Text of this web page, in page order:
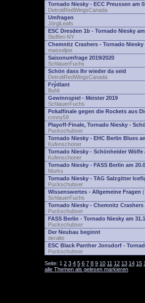
Tornado Niesky - ECC Preussen am
DetroitRedWingsCanada
Umfragen
JörgiLeafs
ESC Dresden 1b - Tornado Niesky am
Steffen-NY
Chemnitz Crashers - Tornado Niesky
masseljoe
Saisonumfrage 2019/2020
SchlauerFuchs
Schön dass Ihr wieder da seid
DetroitRedWingsCanada
Frýdlant
Buhli
Gewinnspiel - Meister 2019
SchlauerFuchs
Pokalfinale gegen die Rockets aus
conny59
Playoff-Finale, Tornado Niesky -
Puckschubser
Tornado Niesky - EHC Berlin Blues
Kufenschoner
Tornado Niesky - Schönheider Wölfe
Kufenschoner
Tornado Niesky - FASS Berlin am
Murks
Tornado Niesky - TAG Salzgitter
Puckschubser
Wissenswertes - Allgemeine Fragen (
SchlauerFuchs
Tornado Niesky - Chemnitz Crashers
Puckschubser
FASS Berlin - Tornado Niesky am
Puckschubser
Der Neubau beginnt
deralte
ESC Black Panther Jonsdorf -
Puckschubser
Seite: 1 2 3 4 5 6 7 8 9 10 11 12 13 14 15
alle Themen als gelesen markieren